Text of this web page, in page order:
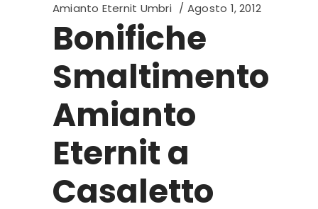
Amianto Eternit Umbri
Agosto 1, 2012
Bonifiche
Smaltimento
Amianto
Eternit a
Casaletto